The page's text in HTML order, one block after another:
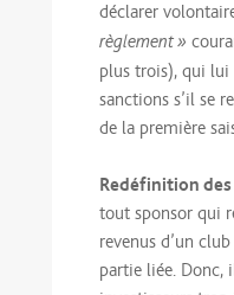
déclarer
règlement »
plus trois), qui lui
sanctions s’il se
de la première
Redéfinition
tout sponsor qui
revenus d’un
partie liée. Donc,